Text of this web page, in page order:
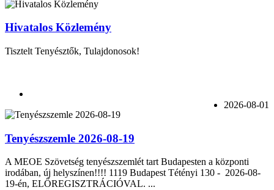
Hivatalos Közlemény
Tisztelt Tenyésztők, Tulajdonosok!
2026-08-01
Tenyészszemle 2026-08-19
A MEOE Szövetség tenyészszemlét tart Budapesten a központi
irodában, új helyszínen!!!! 1119 Budapest Tétényi 130 - 2026-08-
19-én, ELŐREGISZTRÁCIÓVAL. ...